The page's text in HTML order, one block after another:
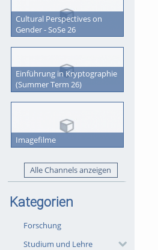
Cultural Perspectives on
Gender - SoSe 26
Einführung in Kryptographie
(Summer Term 26)
Imagefilme
Alle Channels anzeigen
Kategorien
Forschung
Studium und Lehre